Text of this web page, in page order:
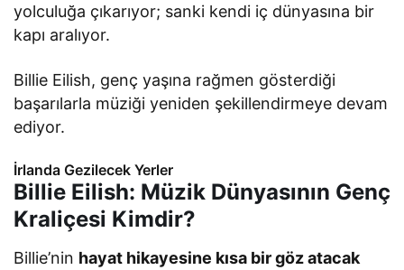
yolculuğa çıkarıyor; sanki kendi iç dünyasına bir
kapı aralıyor.
Billie Eilish, genç yaşına rağmen gösterdiği
başarılarla müziği yeniden şekillendirmeye devam
ediyor.
İrlanda Gezilecek Yerler
Billie Eilish: Müzik Dünyasının Genç
Kraliçesi Kimdir?
Billie’nin hayat hikayesine kısa bir göz atacak